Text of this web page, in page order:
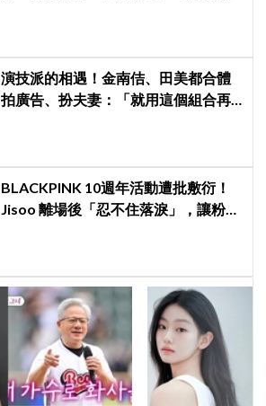
演技派的相遇！金南佶、田美都合體
拍廣告、扮夫妻：「就用這個組合再
BLACKPINK 10週年活動遭批敷衍！
Jisoo 離場後「忍不住落淚」，讓粉絲